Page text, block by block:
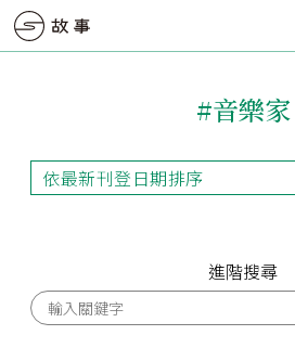
#音樂家
依最新刊登日期排序
依最新刊登日期排序
進階搜尋